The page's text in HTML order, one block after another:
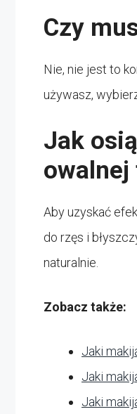
Czy
Nie, nie jest to
używasz,
Jak
owalnej
Aby uzyskać
do rzęs i
naturalnie.
Zobacz także:
Jaki
Jaki
Jaki